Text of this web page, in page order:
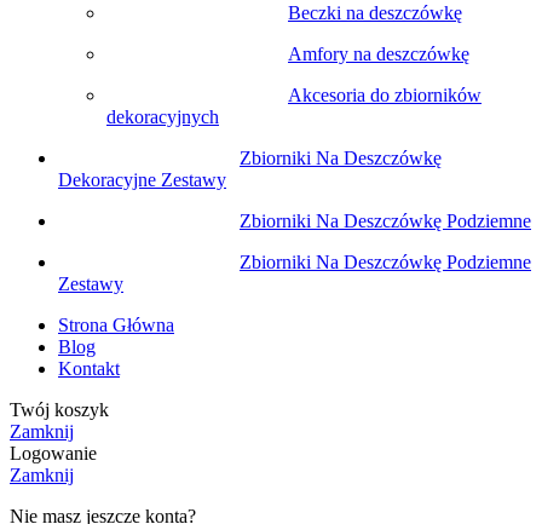
Beczki na deszczówkę
Amfory na deszczówkę
Akcesoria do zbiorników
dekoracyjnych
Zbiorniki Na Deszczówkę
Dekoracyjne Zestawy
Zbiorniki Na Deszczówkę Podziemne
Zbiorniki Na Deszczówkę Podziemne
Zestawy
Strona Główna
Blog
Kontakt
Twój koszyk
Zamknij
Logowanie
Zamknij
Nie masz jeszcze konta?